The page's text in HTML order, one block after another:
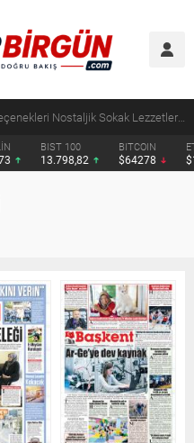
Eyyübiye’de Ziraat Odası Gündemde: Çiftçilerin Sorunları İçin Yeni Çağrı
BIST 100
13.798,82
BITCOIN
$64278